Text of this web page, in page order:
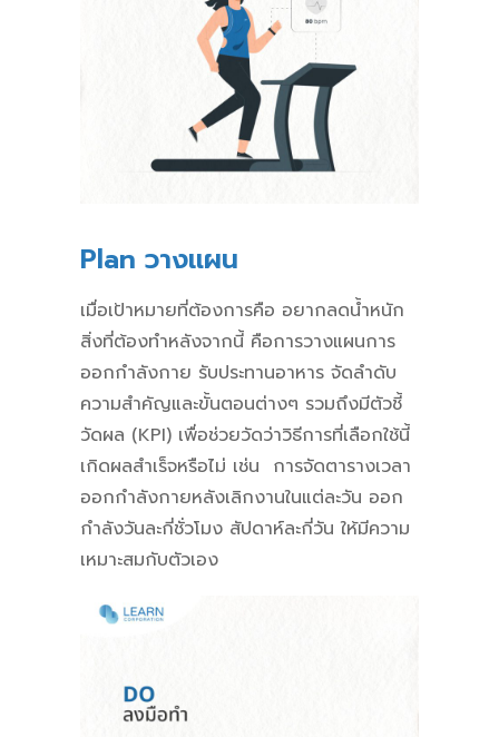
Plan วางแผน
เมื่อเป้าหมายที่ต้องการคือ อยากลดน้ำหนัก
สิ่งที่ต้องทำหลังจากนี้ คือการวางแผนการ
ออกกำลังกาย รับประทานอาหาร จัดลำดับ
ความสำคัญและขั้นตอนต่างๆ รวมถึงมีตัวชี้
วัดผล (KPI) เพื่อช่วยวัดว่าวิธีการที่เลือกใช้นี้
เกิดผลสำเร็จหรือไม่ เช่น การจัดตารางเวลา
ออกกำลังกายหลังเลิกงานในแต่ละวัน ออก
กำลังวันละกี่ชั่วโมง สัปดาห์ละกี่วัน ให้มีความ
เหมาะสมกับตัวเอง